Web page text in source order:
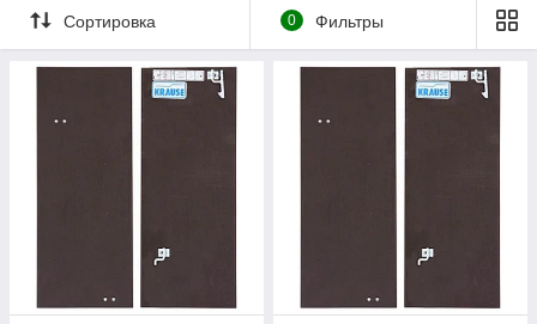
Сортировка 0 Фильтры